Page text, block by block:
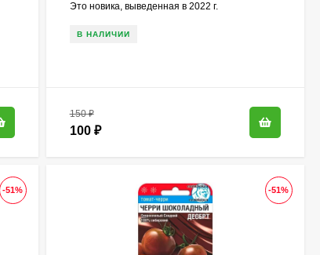
Это новика, выведенная в 2022 г.
В НАЛИЧИИ
150₽
100 ₽
-51% -51%